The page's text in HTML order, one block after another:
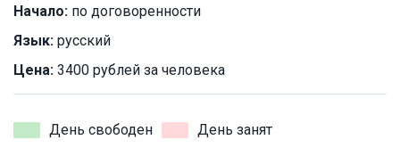
Начало: по договоренности
Язык: русский
Цена: 3400 рублей за человека
День свободен
День занят